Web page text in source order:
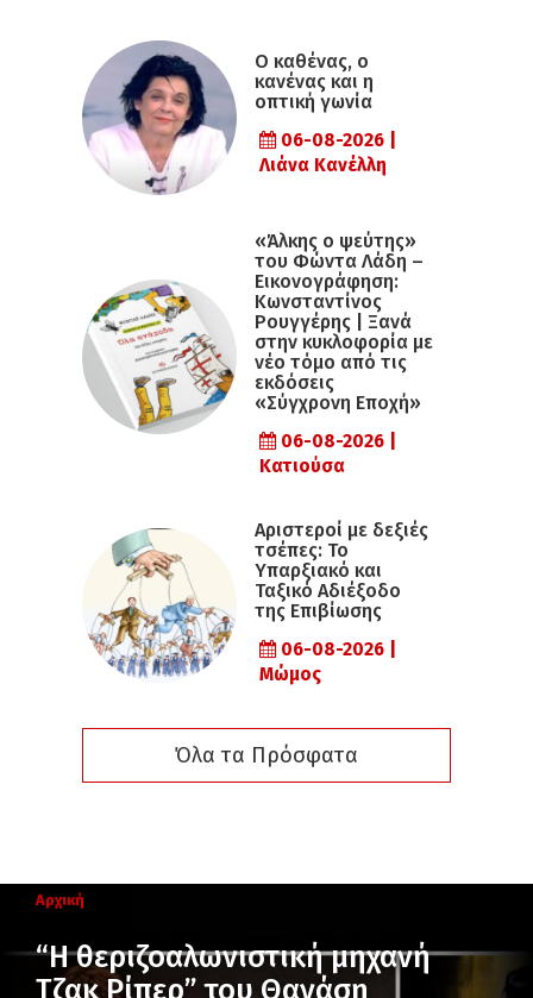
Ο καθένας, ο
κανένας και η
οπτική γωνία
06-08-2026 |
Λιάνα Κανέλλη
«Άλκης ο ψεύτης»
του Φώντα Λάδη –
Εικονογράφηση:
Κωνσταντίνος
Ρουγγέρης | Ξανά
στην κυκλοφορία με
νέο τόμο από τις
εκδόσεις
«Σύγχρονη Εποχή»
06-08-2026 |
Κατιούσα
Αριστεροί με δεξιές
τσέπες: Το
Υπαρξιακό και
Ταξικό Αδιέξοδο
της Επιβίωσης
06-08-2026 |
Μώμος
Όλα τα Πρόσφατα
Αρχική
“Η θεριζοαλωνιστική μηχανή
Τζακ Ρίπερ” του Θανάση